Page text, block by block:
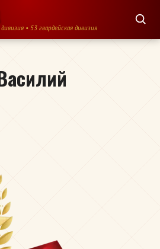
• 53 гвардейская дивизия